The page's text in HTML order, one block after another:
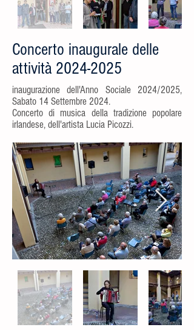
Concerto inaugurale delle
attività 2024-2025
inaugurazione dell'Anno Sociale 2024/2025,
Sabato 14 Settembre 2024.
Concerto di musica della tradizione popolare
irlandese, dell'artista Lucia Picozzi.